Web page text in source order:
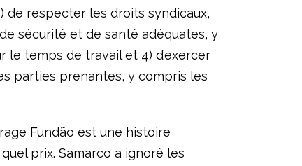
de respecter les droits syndicaux,
sécurité et de santé adéquates, y
temps de travail et 4) d’exercer
parties prenantes, y compris les
Fundão est une histoire
prix. Samarco a ignoré les